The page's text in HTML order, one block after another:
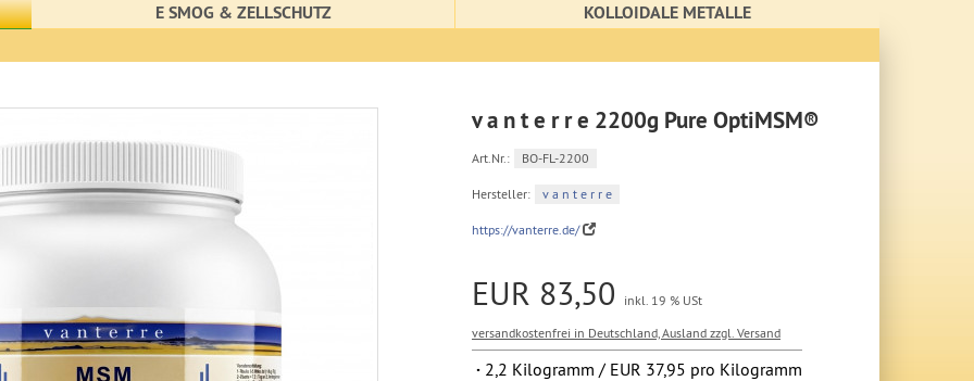
E SMOG & ZELLSCHUTZ
KOLLOIDALE METALLE
v a n t e r r e 2200g Pure OptiMSM®
Art.Nr.: BO-FL-2200
Hersteller: v a n t e r r e
https://vanterre.de/
EUR 83,50
inkl. 19 % USt
versandkostenfrei in Deutschland, Ausland zzgl. Versand
2,2 Kilogramm / EUR 37,95 pro Kilogramm